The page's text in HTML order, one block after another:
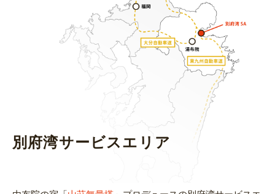
別府湾サービスエリア